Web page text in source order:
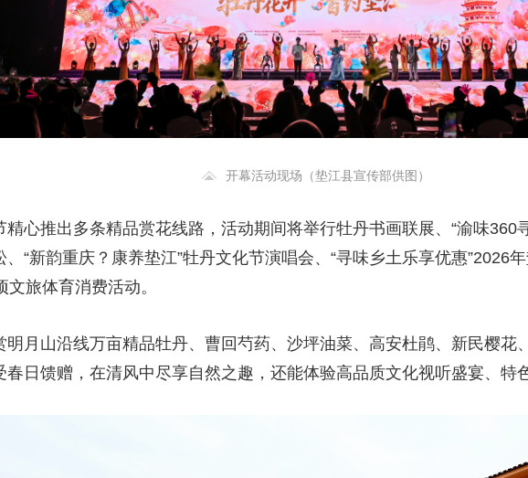
开幕活动现场（垫江县宣传部供图）
精心推出多条精品赏花线路，活动期间将举行牡丹书画联展、“渝味360
“新韵重庆？康养垫江”牡丹文化节演唱会、“寻味乡土乐享优惠”2026
旅体育消费活动。
明月山沿线万亩精品牡丹、曹回芍药、沙坪油菜、高安杜鹃、新民樱花
春日馈赠，在清风中尽享自然之趣，还能体验高品质文化视听盛宴、特